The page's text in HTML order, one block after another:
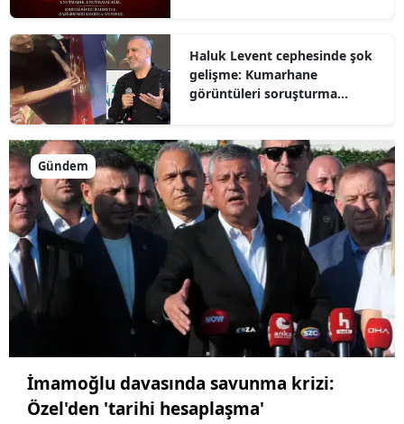
Haluk Levent cephesinde şok
gelişme: Kumarhane
görüntüleri soruşturma
Gündem
İmamoğlu davasında savunma krizi:
Özel'den 'tarihi hesaplaşma'